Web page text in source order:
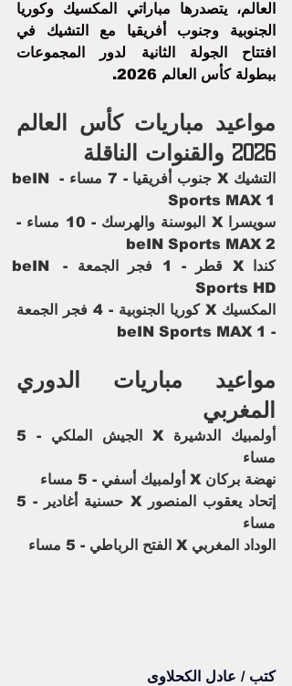
العالم، يتصدرها مباراتي
المكسيك و
الجنوبية
ببطولة كأس العالم 2026.
2026 والقنوات الناقلة
التشيك X جنوب أفريقيا - 7 مساء - beIN
Sports MAX 1
beIN Sports MAX 2
كندا X قطر - 1 فجر الجمعة - beIN
Sports HD
- beIN Sports MAX 1
المغربي
مساء
نهضة بركان X أولمبيك أسفي - 5 مساء
مساء
الوداد المغربي X الفتح الرباطي - 5 مساء
كتب / عادل الكحلاوى